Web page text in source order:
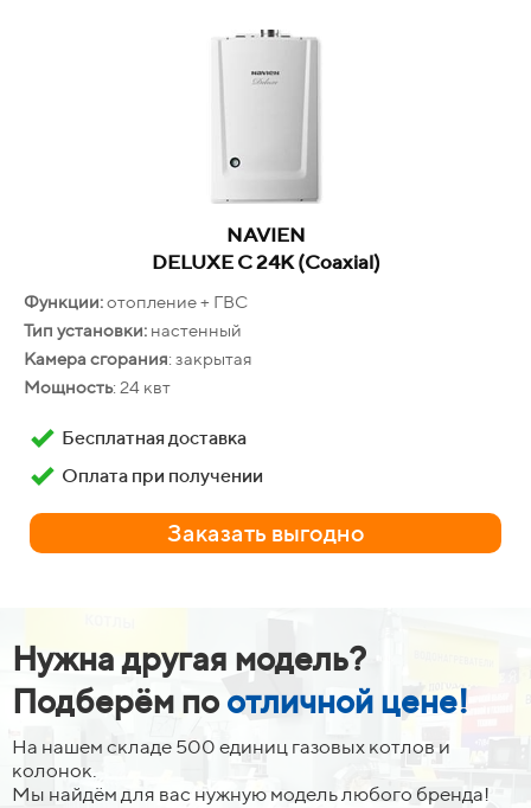
NAVIEN
DELUXE C 24K (Coaxial)
Функции:отопление + ГВС
Тип установки: настенный
Камера сгорания: закрытая
Мощность: 24 квт
Бесплатная доставка
Оплата при получении
Заказать выгодно
Заказать выгодно
Нужна другая модель?
Подберём поотличной цене!
На нашем складе 500 единиц газовых котлов и
колонок.
Мы найдём для вас нужную модель любого бренда!